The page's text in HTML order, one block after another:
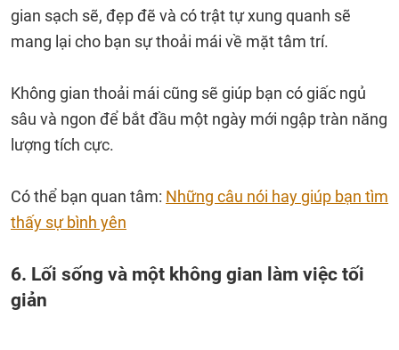
gian sạch sẽ, đẹp đẽ và có trật tự xung quanh sẽ
mang lại cho bạn sự thoải mái về mặt tâm trí.
Không gian thoải mái cũng sẽ giúp bạn có giấc ngủ
sâu và ngon để bắt đầu một ngày mới ngập tràn năng
lượng tích cực.
Có thể bạn quan tâm: Những câu nói hay giúp bạn tìm
thấy sự bình yên
6. Lối sống và một không gian làm việc tối
giản